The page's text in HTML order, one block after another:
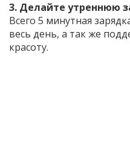
3. Делайте утреннюю
Всего 5 минутная
весь день, а так же
красоту.